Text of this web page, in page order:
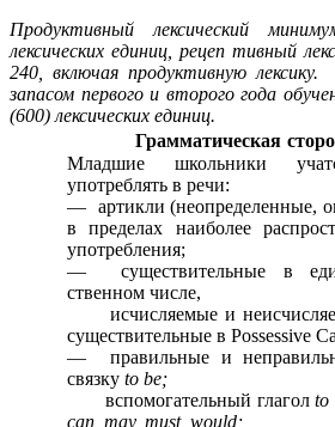
Продуктивный лексический
лексических единиц, рецеп тивный
240, включая продуктивную
запасом первого и второго года
(600) лексических единиц.
Грамматическая
Младшие школьники
употреблять в речи:
— артикли (неопределенные,
в пределах наиболее
употребления;
— существительные в
ственном числе,
исчисляемые и
существительные в Possessive
— правильные и
связку to be;
вспомогательный глагол
can, may, must, would;